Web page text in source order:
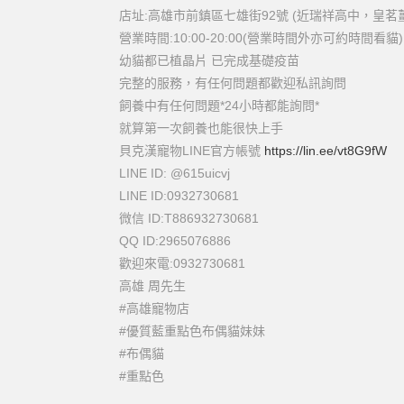
店址:高雄市前鎮區七雄街92號 (近瑞祥高中，皇茗
營業時間:10:00-20:00(營業時間外亦可約時間看貓)
幼貓都已植晶片 已完成基礎疫苗
完整的服務，有任何問題都歡迎私訊詢問
飼養中有任何問題*24小時都能詢問*
就算第一次飼養也能很快上手
貝克漢寵物LINE官方帳號 https://lin.ee/vt8G9fW
LINE ID: @615uicvj
LINE ID:0932730681
微信 ID:T886932730681
QQ ID:2965076886
歡迎來電:0932730681
高雄 周先生
#高雄寵物店
#優質藍重點色布偶貓妹妹
#布偶貓
#重點色